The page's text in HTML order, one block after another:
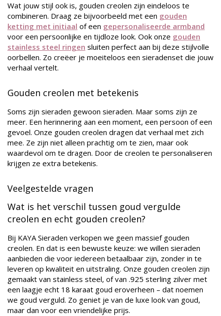
Wat jouw stijl ook is, gouden creolen zijn eindeloos te
combineren. Draag ze bijvoorbeeld met een gouden
ketting met initiaal of een gepersonaliseerde armband
voor een persoonlijke en tijdloze look. Ook onze gouden
stainless steel ringen sluiten perfect aan bij deze stijlvolle
oorbellen. Zo creëer je moeiteloos een sieradenset die jouw
verhaal vertelt.
Gouden creolen met betekenis
Soms zijn sieraden gewoon sieraden. Maar soms zijn ze
meer. Een herinnering aan een moment, een persoon of een
gevoel. Onze gouden creolen dragen dat verhaal met zich
mee. Ze zijn niet alleen prachtig om te zien, maar ook
waardevol om te dragen. Door de creolen te personaliseren
krijgen ze extra betekenis.
Veelgestelde vragen
Wat is het verschil tussen goud vergulde
creolen en echt gouden creolen?
Bij KAYA Sieraden verkopen we geen massief gouden
creolen. En dat is een bewuste keuze: we willen sieraden
aanbieden die voor iedereen betaalbaar zijn, zonder in te
leveren op kwaliteit en uitstraling. Onze gouden creolen zijn
gemaakt van stainless steel, of van .925 sterling zilver met
een laagje echt 18 karaat goud eroverheen – dat noemen
we goud verguld. Zo geniet je van de luxe look van goud,
maar dan voor een vriendelijke prijs.